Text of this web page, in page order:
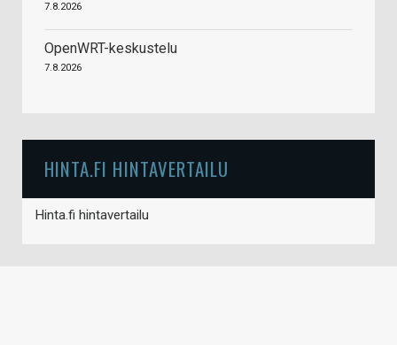
7.8.2026
OpenWRT-keskustelu
7.8.2026
HINTA.FI HINTAVERTAILU
Hinta.fi hintavertailu